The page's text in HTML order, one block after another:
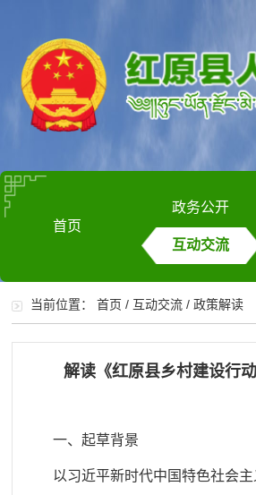
首页
政务公开
互动交流
当前位置：首页 / 互动交流 /政策解读
解读《红原县乡村建设行动
一、起草背景
以习近平新时代中国特色社会